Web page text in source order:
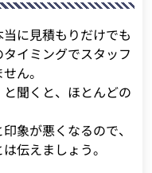
に見積もりだけでも
イミングでスタッフ
ん。
と聞くと、ほとんどの
象が悪くなるので、
伝えましょう。